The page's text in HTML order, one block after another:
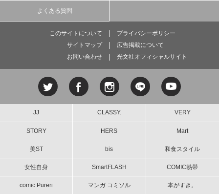
よくある質問
このサイトについて
プライバシーポリシー
サイトマップ
広告掲載について
お問い合わせ
光文社オフィシャルサイト
JJ CLASSY. VERY
STORY HERS Mart
美ST bis 和食スタイル
女性自身 SmartFLASH COMIC熱帯
comic Pureri マンガ コミソル 本がすき。